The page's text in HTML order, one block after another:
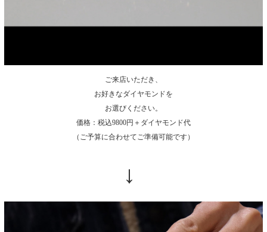
ご来店いただき、
お好きなダイヤモンドを
お選びください。
価格：税込9800円＋ダイヤモンド代
（ご予算に合わせてご準備可能です）
→